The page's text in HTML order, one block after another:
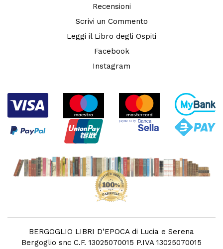
Recensioni
Scrivi un Commento
Leggi il Libro degli Ospiti
Facebook
Instagram
BERGOGLIO LIBRI D’EPOCA di Lucia e Serena
Bergoglio snc C.F. 13025070015 P.IVA 13025070015